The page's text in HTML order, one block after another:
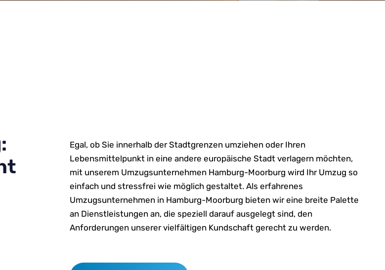
Egal, ob Sie innerhalb der Stadtgrenzen umziehen oder Ihren
Lebensmittelpunkt in eine andere europäische Stadt verlagern möchten,
mit unserem Umzugsunternehmen Hamburg-Moorburg wird Ihr Umzug so
einfach und stressfrei wie möglich gestaltet. Als erfahrenes
Umzugsunternehmen in Hamburg-Moorburg bieten wir eine breite Palette
an Dienstleistungen an, die speziell darauf ausgelegt sind, den
Anforderungen unserer vielfältigen Kundschaft gerecht zu werden.